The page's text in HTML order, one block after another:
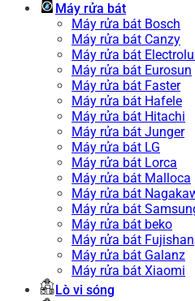
Máy rửa bát
Máy rửa bát Bosch
Máy rửa bát Canzy
Máy rửa bát
Máy rửa bát Eurosun
Máy rửa bát Faster
Máy rửa bát Hafele
Máy rửa bát Hitachi
Máy rửa bát Junger
Máy rửa bát LG
Máy rửa bát Lorca
Máy rửa bát Malloca
Máy rửa bát
Máy rửa bát
Máy rửa bát beko
Máy rửa bát Fujishan
Máy rửa bát Galanz
Máy rửa bát Xiaomi
Lò vi sóng